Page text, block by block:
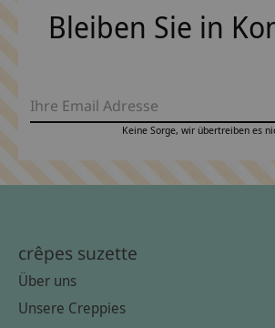
Bleiben Sie in
Keine Sorge, wir übertreiben es
crêpes suzette
Über uns
Unsere Creppies